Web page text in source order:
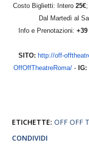
Costo Biglietti: Intero 25€;
Dal Martedì al
Info e Prenotazioni: +39
SITO: http://off-
OffOffTheatreRoma/ - IG:
ETICHETTE: OFF OFF
CONDIVIDI